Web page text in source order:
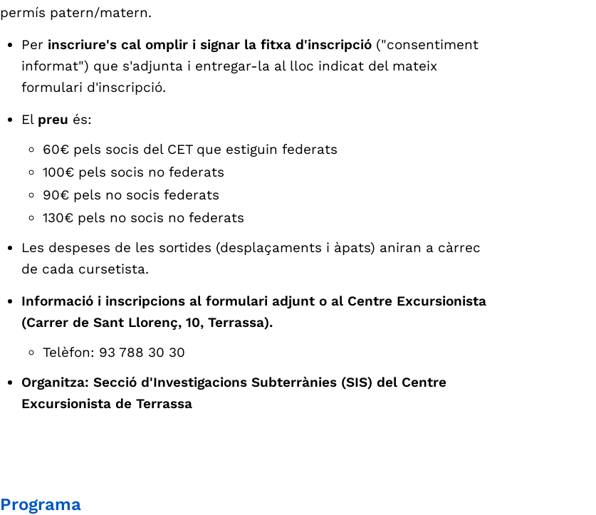
permís patern/matern.
Per inscriure's cal omplir i signar la fitxa d'inscripció ("consentiment
informat") que s'adjunta i entregar-la al lloc indicat del mateix
formulari d'inscripció.
El preu és:
60€ pels socis del CET que estiguin federats
100€ pels socis no federats
90€ pels no socis federats
130€ pels no socis no federats
Les despeses de les sortides (desplaçaments i àpats) aniran a càrrec
de cada cursetista.
Informació i inscripcions al formulari adjunt o al Centre Excursionista
(Carrer de Sant Llorenç, 10, Terrassa).
Telèfon: 93 788 30 30
Organitza: Secció d'Investigacions Subterrànies (SIS) del Centre
Excursionista de Terrassa
Programa